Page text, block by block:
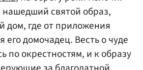
святой образ,
дом, где от приложения
его домочадец. Весть о чуде
по окрестностям, и к образу